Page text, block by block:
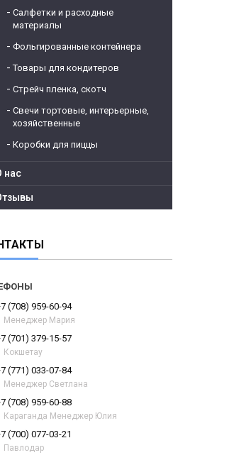
Салфетки и расходные
материалы
Фольгированные контейнера
Товары для кондитеров
Стрейч пленка, скотч
Свечи тортовые, интерьерные,
хозяйственные
Коробки для пиццы
нас
(708) 959-60-94
Менеджер Мария
(701) 379-15-57
Кокшетау
(771) 033-07-84
Менеджер Светлана
(708) 959-60-88
Караганда Менеджер Юлия
(700) 077-03-21
Павлодар